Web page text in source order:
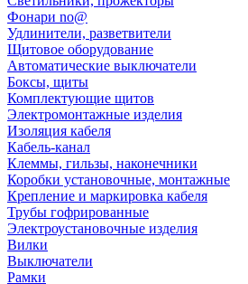
Фонари no@
Удлинители, разветвители
Щитовое оборудование
Автоматические выключатели
Боксы, щиты
Комплектующие щитов
Электромонтажные изделия
Изоляция кабеля
Кабель-канал
Клеммы, гильзы, наконечники
Коробки установочные, монтажные
Крепление и маркировка кабеля
Трубы гофрированные
Электроустановочные изделия
Вилки
Выключатели
Рамки